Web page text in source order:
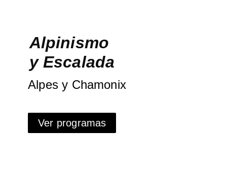
Alpinismo
y Escalada
Alpes y Chamonix
Ver programas